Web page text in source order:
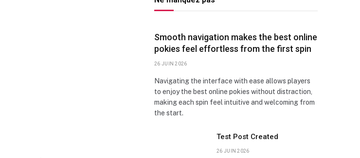
Smooth navigation makes the best online
pokies feel effortless from the first spin
26 JUIN 2026
Navigating the interface with ease allows players
to enjoy the best online pokies without distraction,
making each spin feel intuitive and welcoming from
the start.
Test Post Created
26 JUIN 2026